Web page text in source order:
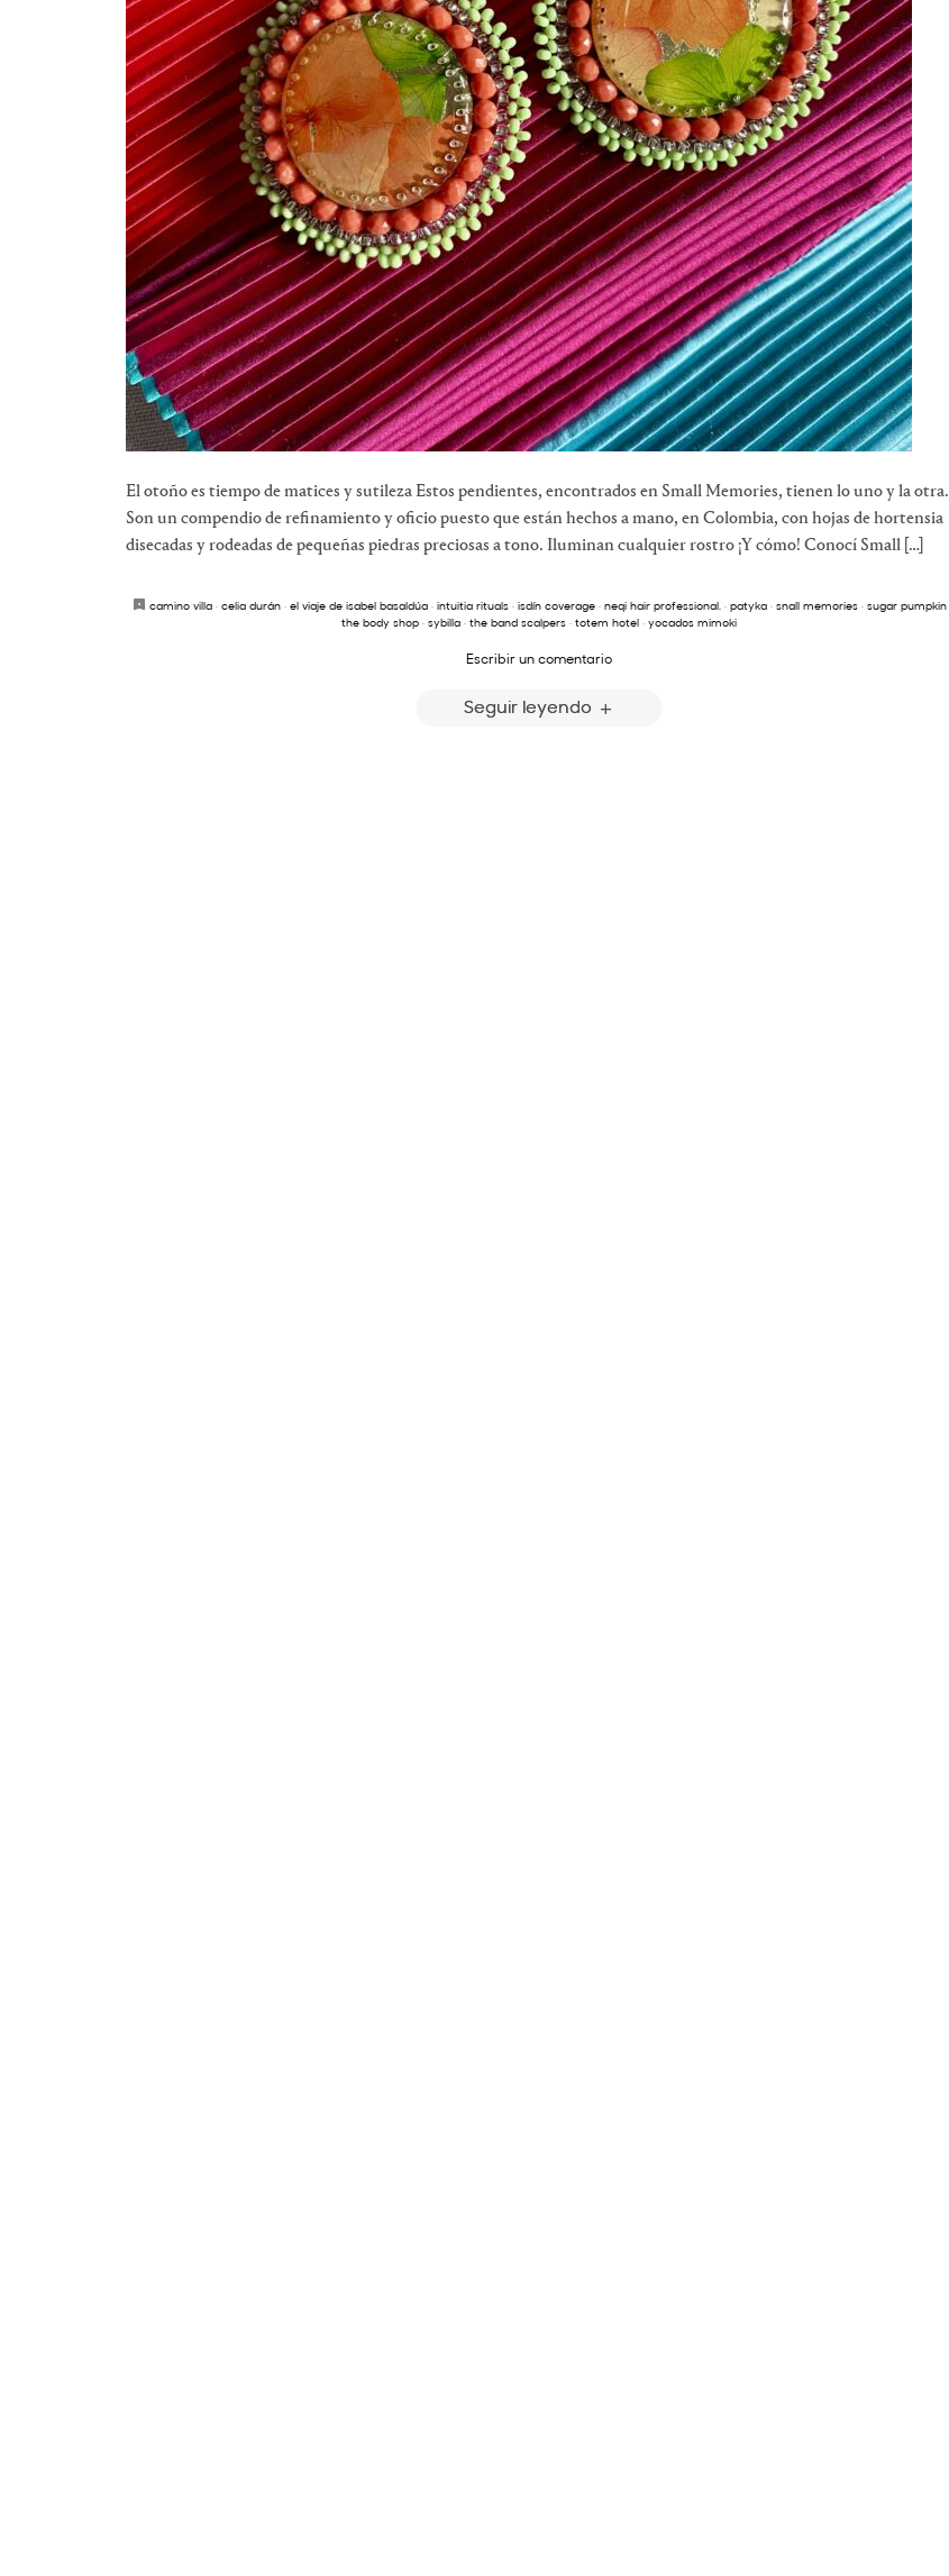
El otoño es tiempo de matices y sutileza Estos pendientes, encontrados en Small Memories, tienen lo uno y la otra.
Son un compendio de refinamiento y oficio puesto que están hechos a mano, en Colombia, con hojas de hortensia
disecadas y rodeadas de pequeñas piedras preciosas a tono. Iluminan cualquier rostro ¡Y cómo! Conocí Small […]
camino villa· celia durán· el viaje de isabel basaldúa· intuitia rituals· isdín coverage· neqi hair professional.· patyka· snall memories· sugar pumpkin
the body shop · sybilla · the band scalpers · totem hotel · yocados mimoki
Escribir un comentario
Seguir leyendo